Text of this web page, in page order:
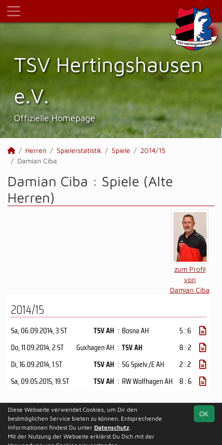
TSV Hertings­hausen
e.V.
Offizielle Homepage
Herren Spielerstatistik Spiele
2014/15
Damian Ciba
Damian Ciba : Spiele (Alte
Herren)
zum Profil
von
Damian Ciba
2014/15
Sa, 06.09.2014, 3.ST TSV AH : Bosna AH
5 : 6
Do, 11.09.2014, 2.ST Guxhagen AH : TSV AH
8 : 2
Di, 16.09.2014, 1.ST TSV AH : SG Spielv./E AH
2 : 2
Sa, 09.05.2015, 19.ST TSV AH : RW Wolfhagen AH 8 : 6
soccero.de
© 2006 - 2026
Kontakt Impressum Datenschutz
OK
Diese Webseite verwendet Cookies, um Dir den
bestmöglichen Service bieten zu können. Entsprechende
Informationen findest Du unter Datenschutz.
Mit der Nutzung der Webseite erklärst Du Dich mit der